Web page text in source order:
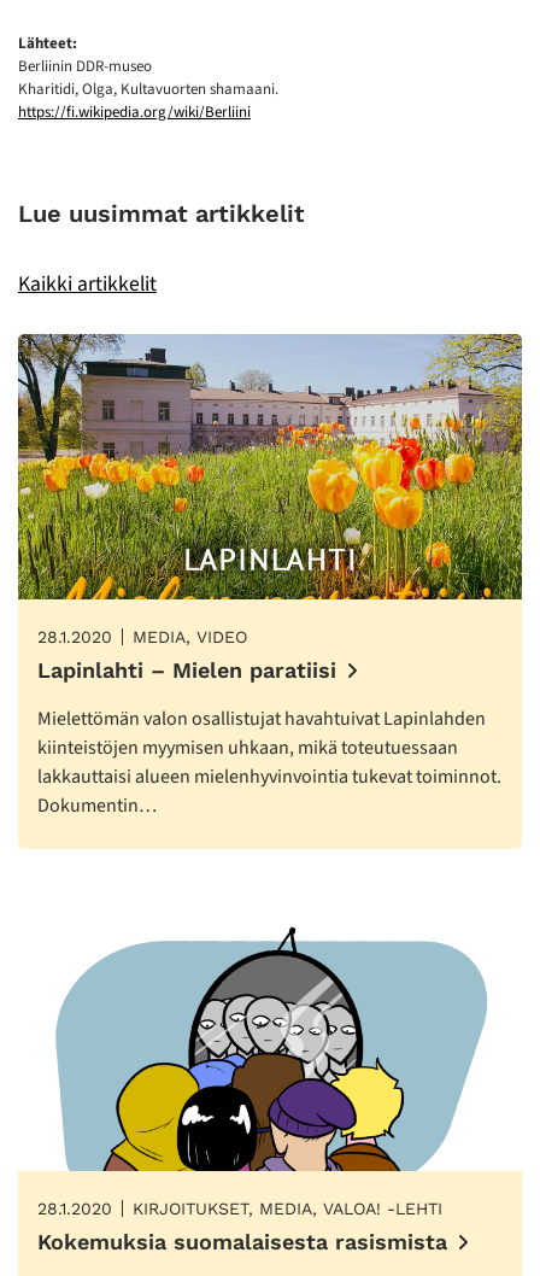
Lähteet:
Berliinin DDR-museo
Kharitidi, Olga, Kultavuorten shamaani.
https://fi.wikipedia.org/wiki/Berliini
Lue uusimmat artikkelit
Kaikki artikkelit
28.1.2020 MEDIA, VIDEO
Lapinlahti – Mielen paratiisi
Mielettömän valon osallistujat havahtuivat Lapinlahden
kiinteistöjen myymisen uhkaan, mikä toteutuessaan
lakkauttaisi alueen mielenhyvinvointia tukevat toiminnot.
Dokumentin…
28.1.2020 KIRJOITUKSET, MEDIA, VALOA! -LEHTI
Kokemuksia suomalaisesta rasismista